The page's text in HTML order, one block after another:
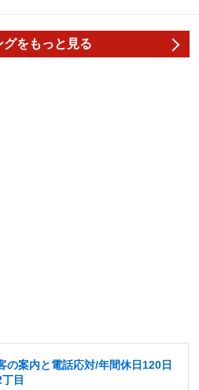
グをもっと見る
の案内と電話応対/年間休日120日
目